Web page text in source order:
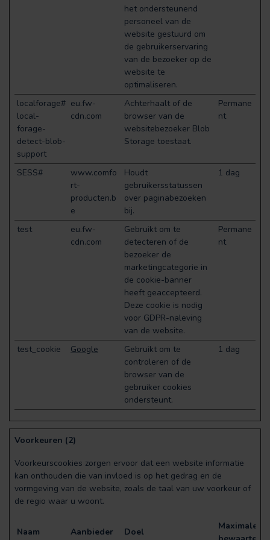
het ondersteunend
personeel van de
website gestuurd om
de gebruikerservaring
van de bezoeker op de
website te
optimaliseren.
localforage#
local-
forage-
detect-blob-
support
eu.fw-
cdn.com
Achterhaalt of de
browser van de
websitebezoeker Blob
Storage toestaat.
Permane
nt
SESS#
www.comfo
rt-
producten.b
e
Houdt
gebruikersstatussen
over paginabezoeken
bij.
1 dag
test
eu.fw-
cdn.com
Gebruikt om te
detecteren of de
bezoeker de
marketingcategorie in
de cookie-banner
heeft geaccepteerd.
Deze cookie is nodig
voor GDPR-naleving
van de website.
Permane
nt
test_cookie Google
Gebruikt om te
controleren of de
browser van de
gebruiker cookies
ondersteunt.
1 dag
Voorkeuren (2)
Voorkeurscookies zorgen ervoor dat een website informatie
kan onthouden die van invloed is op het gedrag en de
vormgeving van de website, zoals de taal van uw voorkeur of
de regio waar u woont.
Naam Aanbieder Doel
Maximale